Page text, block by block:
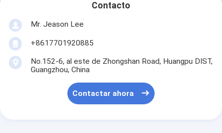
Contacto
Mr. Jeason Lee
+8617701920885
No.152-6, al este de Zhongshan Road, Huangpu DIST,
Guangzhou, China
Contactar ahora